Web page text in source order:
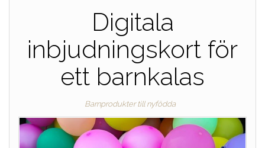
Digitala
inbjudningskort för
ett barnkalas
Barnprodukter till nyfödda